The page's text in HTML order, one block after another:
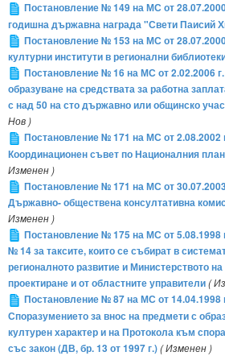
Постановление № 149 на МС от
годишна държавна награда "Свети Паисий
Постановление № 153 на МС от
културни институти в регионални
Постановление № 16 на МС от 2.02.2006
образуване на средствата за работна
с над 50 на сто държавно или общинско
Нов )
Постановление № 171 на МС от 2.08.2002
Координационен съвет по Националния
Изменен )
Постановление № 171 на МС от
Държавно- обществена консултативна
Изменен )
Постановление № 175 на МС от 5.08.1998
№ 14 за таксите, които се събират в
регионалното развитие и Министерството
проектиране и от областните управители(
Постановление № 87 на МС от 14.04.1998
Споразумението за внос на предмети с
културен характер и на Протокола към
със закон (ДВ, бр. 13 от 1997 г.)( Изменен )